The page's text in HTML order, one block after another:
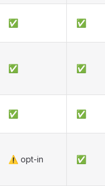
✅ ✅
✅ ✅
✅ ✅
⚠️ opt-in ✅